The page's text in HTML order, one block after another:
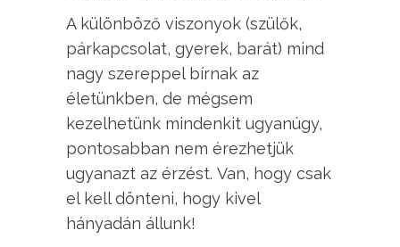
A különböző viszonyok (szülők,
párkapcsolat, gyerek, barát) mind
nagy szereppel bírnak az
életünkben, de mégsem
kezelhetünk mindenkit ugyanúgy,
pontosabban nem érezhetjük
ugyanazt az érzést. Van, hogy csak
el kell dönteni, hogy kivel
hányadán állunk!